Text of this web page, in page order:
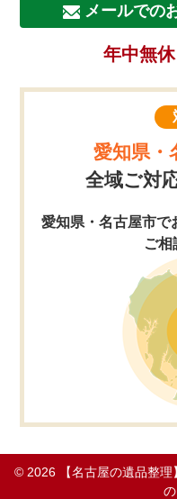
メールでの
年中無休
愛知県・
全域ご対
愛知県・名古屋市で
ご相
© 2026
【名古屋の遺品整